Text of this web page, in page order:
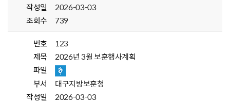
작성일
2026-03-03
조회수
739
번호
123
제목
2026년 3월 보훈행사계획
파일
부서
대구지방보훈청
작성일
2026-03-03